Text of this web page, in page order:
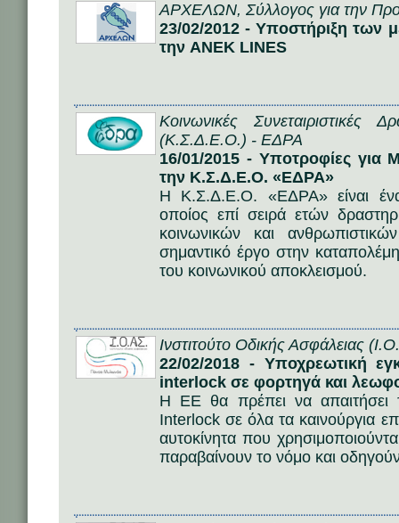
ΑΡΧΕΛΩΝ, Σύλλογος για την
23/02/2012 - Υποστήριξη των
την ANEK LINES
Κοινωνικές Συνεταιριστικές
(Κ.Σ.Δ.Ε.Ο.) - ΕΔΡΑ
16/01/2015 - Υποτροφίες για
την Κ.Σ.Δ.Ε.Ο. «ΕΔΡΑ»
Η Κ.Σ.Δ.Ε.Ο. «ΕΔΡΑ» είναι
οποίος επί σειρά ετών
κοινωνικών και
σημαντικό έργο στην
του κοινωνικού αποκλεισμού.
Ινστιτούτο Οδικής Ασφάλειας
22/02/2018 - Υποχρεωτική
interlock σε φορτηγά και
Η ΕΕ θα πρέπει να απαιτήσει
Interlock σε όλα τα καινούργια
αυτοκίνητα που
παραβαίνουν το νόμο και